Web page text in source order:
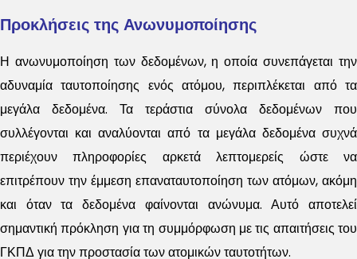
Προκλήσεις της Ανωνυμοποίησης
Η ανωνυμοποίηση των δεδομένων, η οποία συνεπάγεται την
αδυναμία ταυτοποίησης ενός ατόμου, περιπλέκεται από τα
μεγάλα δεδομένα. Τα τεράστια σύνολα δεδομένων που
συλλέγονται και αναλύονται από τα μεγάλα δεδομένα συχνά
περιέχουν πληροφορίες αρκετά λεπτομερείς ώστε να
επιτρέπουν την έμμεση επαναταυτοποίηση των ατόμων, ακόμη
και όταν τα δεδομένα φαίνονται ανώνυμα. Αυτό αποτελεί
σημαντική πρόκληση για τη συμμόρφωση με τις απαιτήσεις του
ΓΚΠΔ για την προστασία των ατομικών ταυτοτήτων.